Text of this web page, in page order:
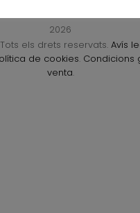
2026
els drets reservats. Avís
de cookies. Condicions
venta.